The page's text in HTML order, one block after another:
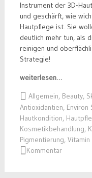
Instrument der 3D-
und geschärft, wie
Hautpflege ist. Sie
deutlich mehr tun, als
reinigen und
Strategie!
weiterlesen…
Allgemein, Beauty,
Antioxidantien, Environ
Hautkondition,
Kosmetikbehandlung,
Pigmentierung, Vitamin
Kommentar